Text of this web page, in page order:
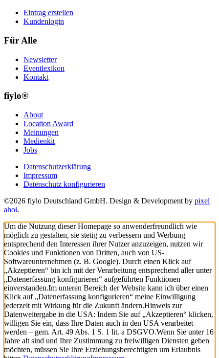
Eintrag erstellen
Kundenlogin
Für Alle
Newsletter
Eventlexikon
Kontakt
fiylo®
About
Location Award
Meinungen
Medienkit
Jobs
Datenschutzerklärung
Impressum
Datenschutz konfigurieren
©2026 fiylo Deutschland GmbH. Design & Development by pixel
ahoi.
Um die Nutzung dieser Homepage so anwenderfreundlich wie
möglich zu gestalten, sie stetig zu verbessern und Werbung
entsprechend den Interessen ihrer Nutzer anzuzeigen, nutzen wir
Cookies und Funktionen von Dritten, auch von US-
Softwareunternehmen (z. B. Google). Durch einen Klick auf
„Akzeptieren“ bin ich mit der Verarbeitung entsprechend aller unter
„Datenerfassung konfigurieren“ aufgeführten Funktionen
einverstanden.Im unteren Bereich der Website kann ich über einen
Klick auf „Datenerfassung konfigurieren“ meine Einwilligung
jederzeit mit Wirkung für die Zukunft ändern.Hinweis zur
Datenweitergabe in die USA: Indem Sie auf „Akzeptieren“ klicken,
willigen Sie ein, dass Ihre Daten auch in den USA verarbeitet
werden – gem. Art. 49 Abs. 1 S. 1 lit. a DSGVO.Wenn Sie unter 16
Jahre alt sind und Ihre Zustimmung zu freiwilligen Diensten geben
möchten, müssen Sie Ihre Erziehungsberechtigten um Erlaubnis